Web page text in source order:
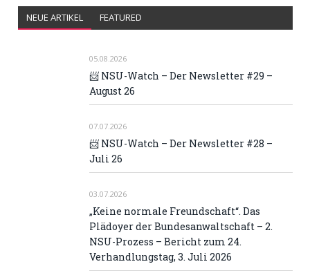
NEUE ARTIKEL FEATURED
05.08.2026
📨 NSU-Watch – Der Newsletter #29 –
August 26
07.07.2026
📨 NSU-Watch – Der Newsletter #28 –
Juli 26
03.07.2026
„Keine normale Freundschaft“. Das
Plädoyer der Bundesanwaltschaft – 2.
NSU-Prozess – Bericht zum 24.
Verhandlungstag, 3. Juli 2026